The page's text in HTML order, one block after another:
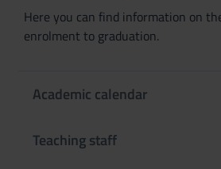
Here you can find information on
enrolment to graduation.
Academic calendar
Teaching staff